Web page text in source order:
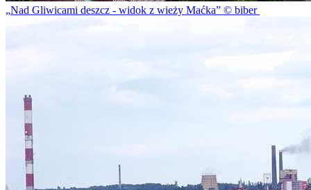
Nad Gliwicami deszcz - widok z wieży Maćka © biber